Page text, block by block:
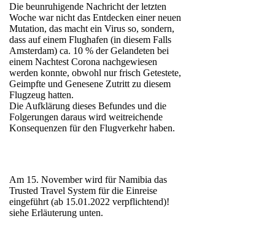
Die beunruhigende Nachricht der letzten
Woche war nicht das Entdecken einer neuen
Mutation, das macht ein Virus so, sondern,
dass auf einem Flughafen (in diesem Falls
Amsterdam) ca. 10 % der Gelandeten bei
einem Nachtest Corona nachgewiesen
werden konnte, obwohl nur frisch Getestete,
Geimpfte und Genesene Zutritt zu diesem
Flugzeug hatten.
Die Aufklärung dieses Befundes und die
Folgerungen daraus wird weitreichende
Konsequenzen für den Flugverkehr haben.
Am 15. November wird für Namibia das
Trusted Travel System für die Einreise
eingeführt (ab 15.01.2022 verpflichtend)!
siehe Erläuterung unten.